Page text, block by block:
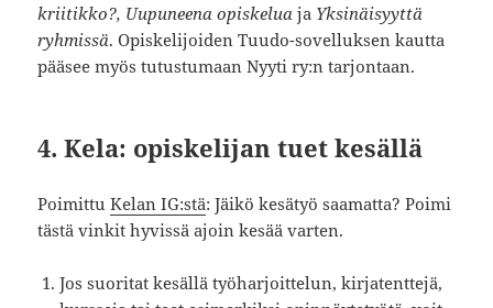
kriitikko?, Uupuneena opiskeluaja Yksinäisyyttä
ryhmissä. Opiskelijoiden Tuudo-sovelluksen kautta
pääsee myös tutustumaan Nyyti ry:n tarjontaan.
4. Kela: opiskelijan tuet kesällä
PoimittuKelan IG:stä: Jäikö kesätyö saamatta? Poimi
tästä vinkit hyvissä ajoin kesää varten.
Jos suoritat kesällä työharjoittelun, kirjatenttejä,